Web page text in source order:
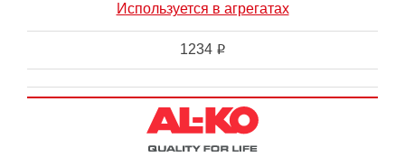
Используется в агрегатах
1234 i